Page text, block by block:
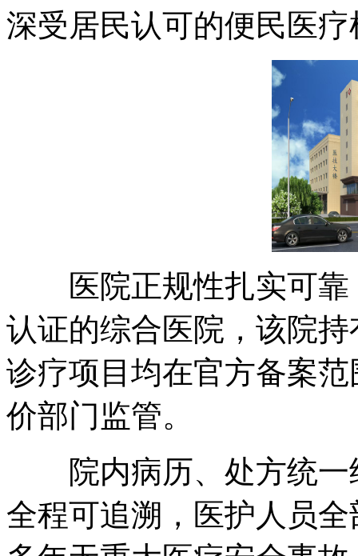
深受居民认可的便民医疗
医院正规性扎实可靠
认证的综合医院，该院
诊疗项目均在官方备案
价部门监管。
院内病历、处方统一
全程可追溯，医护人员